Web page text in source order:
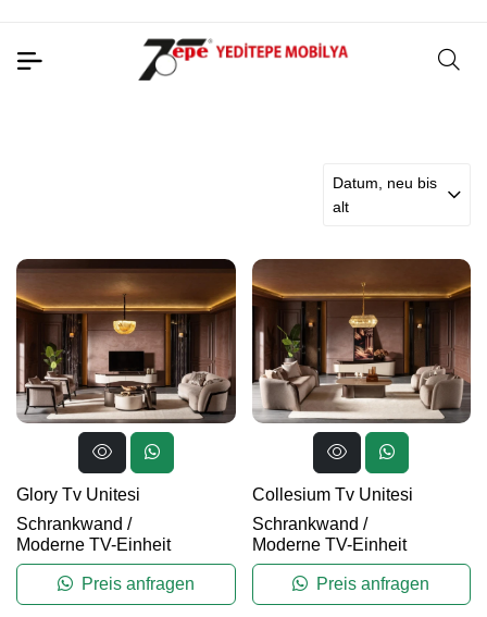
Datum, neu bis
alt
Glory Tv Unitesi
Schrankwand /
Moderne TV-Einheit
Preis anfragen
Collesium Tv Unitesi
Schrankwand /
Moderne TV-Einheit
Preis anfragen